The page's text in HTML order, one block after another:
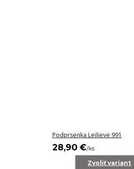
Podprsenka Leilieve 991
28,90 €/ks
Zvoliť variant